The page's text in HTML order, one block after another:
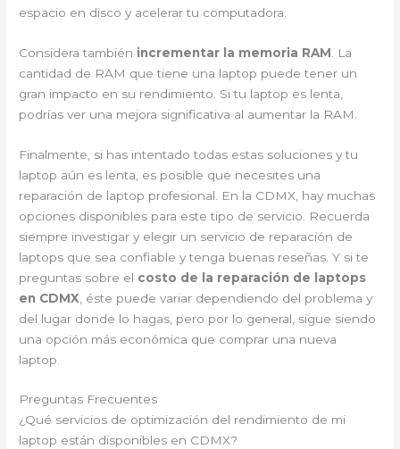
espacio en disco y acelerar tu computadora.
Considera también incrementar la memoria RAM . La
cantidad de RAM que tiene una laptop puede tener un
gran impacto en su rendimiento. Si tu laptop es lenta,
podrías ver una mejora significativa al aumentar la RAM.
Finalmente, si has intentado todas estas soluciones y tu
laptop aún es lenta, es posible que necesites una
reparación de laptop profesional. En la CDMX, hay muchas
opciones disponibles para este tipo de servicio. Recuerda
siempre investigar y elegir un servicio de reparación de
laptops que sea confiable y tenga buenas reseñas. Y si te
preguntas sobre el costo de la reparación de laptops
en CDMX , éste puede variar dependiendo del problema y
del lugar donde lo hagas, pero por lo general, sigue siendo
una opción más económica que comprar una nueva
laptop.
Preguntas Frecuentes
¿Qué servicios de optimización del rendimiento de mi
laptop están disponibles en CDMX?